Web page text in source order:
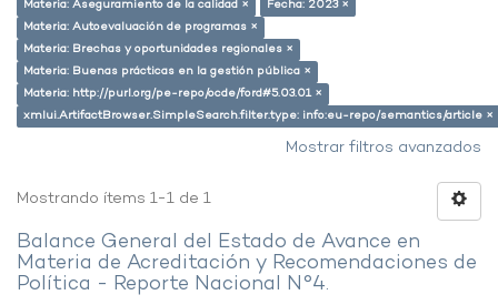
Materia: Aseguramiento de la calidad ×
Fecha: 2023 ×
Materia: Autoevaluación de programas ×
Materia: Brechas y oportunidades regionales ×
Materia: Buenas prácticas en la gestión pública ×
Materia: http://purl.org/pe-repo/ocde/ford#5.03.01 ×
xmlui.ArtifactBrowser.SimpleSearch.filter.type: info:eu-repo/semantics/article ×
Mostrar filtros avanzados
Mostrando ítems 1-1 de 1
Balance General del Estado de Avance en
Materia de Acreditación y Recomendaciones de
Política - Reporte Nacional N°4.